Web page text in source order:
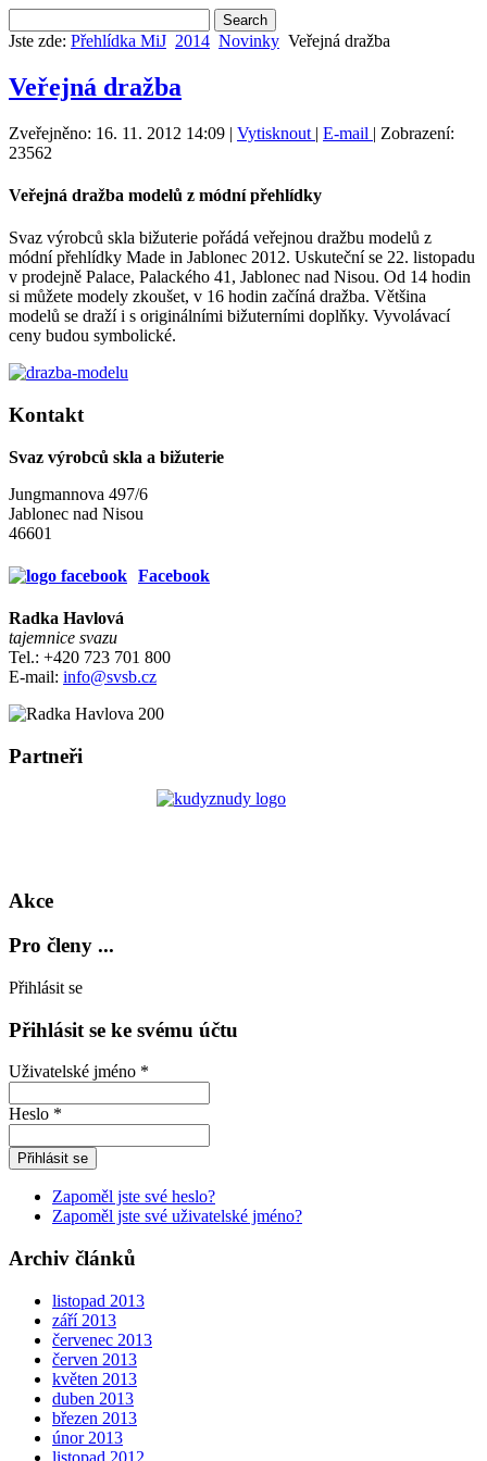
Jste zde: Přehlídka MiJ 2014 Novinky Veřejná dražba
Veřejná dražba
Zveřejněno: 16. 11. 2012 14:09 | Vytisknout | E-mail | Zobrazení:
23562
Veřejná dražba modelů z módní přehlídky
Svaz výrobců skla bižuterie pořádá veřejnou dražbu modelů z
módní přehlídky Made in Jablonec 2012. Uskuteční se 22. listopadu
v prodejně Palace, Palackého 41, Jablonec nad Nisou. Od 14 hodin
si můžete modely zkoušet, v 16 hodin začíná dražba. Většina
modelů se draží i s originálními bižuterními doplňky. Vyvolávací
ceny budou symbolické.
Kontakt
Svaz výrobců skla a bižuterie
Jungmannova 497/6
Jablonec nad Nisou
46601
Facebook
Radka Havlová
tajemnice svazu
Tel.: +420 723 701 800
E-mail: info@svsb.cz
Partneři
Akce
Pro členy ...
Přihlásit se
Přihlásit se ke svému účtu
Uživatelské jméno *
Heslo *
Zapoměl jste své heslo?
Zapoměl jste své uživatelské jméno?
Archiv článků
listopad 2013
září 2013
červenec 2013
červen 2013
květen 2013
duben 2013
březen 2013
únor 2013
listopad 2012